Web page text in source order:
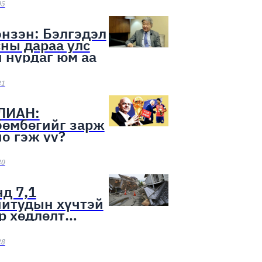
Бэлгэдэл
дараа улс
нурдаг юм аа
зарж
гэж үү?
7,1
хүчтэй
хөдлөлт